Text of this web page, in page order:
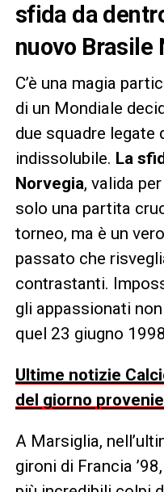
sfida da
nuovo Brasile
C’è una magia
di un Mondiale
due squadre legate
indissolubile. La
Norvegia, valida
solo una partita
torneo, ma è un
passato che
contrastanti.
gli appassionati
quel 23 giugno
Ultime notizie
del giorno
A Marsiglia,
gironi di Francia